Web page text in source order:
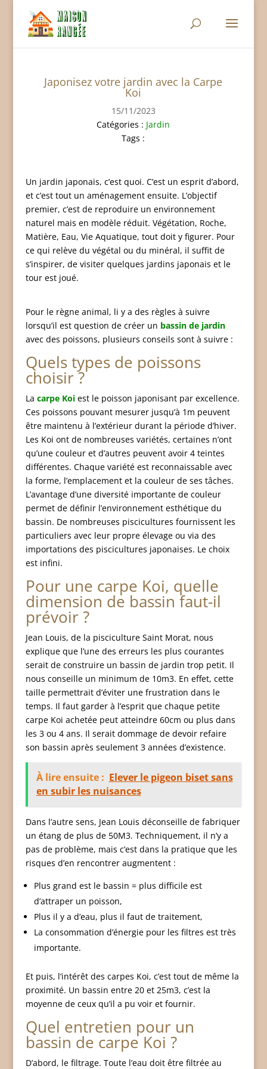
Japonisez votre jardin avec la Carpe
Koi
15/11/2023
Catégories : Jardin
Tags :
Un jardin japonais, c’est quoi. C’est un esprit d’abord,
et c’est tout un aménagement ensuite. L’objectif
premier, c’est de reproduire un environnement
naturel mais en modèle réduit. Végétation, Roche,
Matière, Eau, Vie Aquatique, tout doit y figurer. Pour
ce qui relève du végétal ou du minéral, il suffit de
s’inspirer, de visiter quelques jardins japonais et le
tour est joué.
Pour le règne animal, li y a des règles à suivre
lorsqu’il est question de créer un bassin de jardin
avec des poissons, plusieurs conseils sont à suivre :
Quels types de poissons
choisir ?
La carpe Koiest le poisson japonisant par excellence.
Ces poissons pouvant mesurer jusqu’à 1m peuvent
être maintenu à l’extérieur durant la période d’hiver.
Les Koi ont de nombreuses variétés, certaines n’ont
qu’une couleur et d’autres peuvent avoir 4 teintes
différentes. Chaque variété est reconnaissable avec
la forme, l’emplacement et la couleur de ses tâches.
L’avantage d’une diversité importante de couleur
permet de définir l’environnement esthétique du
bassin. De nombreuses piscicultures fournissent les
particuliers avec leur propre élevage ou via des
importations des piscicultures japonaises. Le choix
est infini.
Pour une carpe Koi, quelle
dimension de bassin faut-il
prévoir ?
Jean Louis, de la pisciculture Saint Morat, nous
explique que l’une des erreurs les plus courantes
serait de construire un bassin de jardin trop petit. Il
nous conseille un minimum de 10m3. En effet, cette
taille permettrait d’éviter une frustration dans le
temps. Il faut garder à l’esprit que chaque petite
carpe Koi achetée peut atteindre 60cm ou plus dans
les 3 ou 4 ans. Il serait dommage de devoir refaire
son bassin après seulement 3 années d’existence.
À lire ensuite : Elever le pigeon biset sans
en subir les nuisances
Dans l’autre sens, Jean Louis déconseille de fabriquer
un étang de plus de 50M3. Techniquement, il n’y a
pas de problème, mais c’est dans la pratique que les
risques d’en rencontrer augmentent :
Plus grand est le bassin = plus difficile est
d’attraper un poisson,
Plus il y a d’eau, plus il faut de traitement,
La consommation d’énergie pour les filtres est très
importante.
Et puis, l’intérêt des carpes Koi, c’est tout de même la
proximité. Un bassin entre 20 et 25m3, c’est la
moyenne de ceux qu’il a pu voir et fournir.
Quel entretien pour un
bassin de carpe Koi ?
D’abord, le filtrage. Toute l’eau doit être filtrée au